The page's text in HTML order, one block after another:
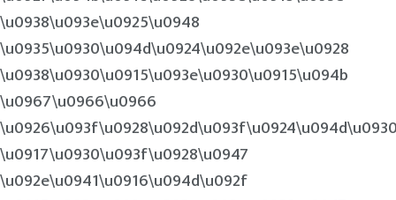
\u0938\u093e\u0925\u0948
\u0935\u0930\u094d\u0924\u092e\u093e\u0928
\u0938\u0930\u0915\u093e\u0930\u0915\u094b
\u0967\u0966\u0966
\u0917\u0930\u093f\u0928\u0947
\u092e\u0941\u0916\u094d\u092f